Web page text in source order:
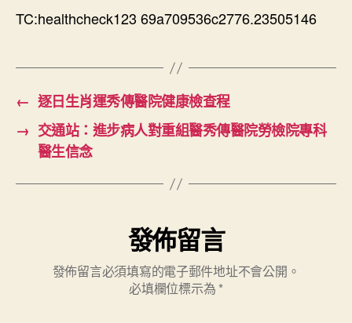
TC:healthcheck123 69a709536c2776.23505146
← 逐日生肖運秀傳醫院健康檢查程
→ 交通站：進步病人對重組醫秀傳醫院勞檢院專科
醫生信念
發佈留言
發佈留言必須填寫的電子郵件地址不會公開。
必填欄位標示為 *